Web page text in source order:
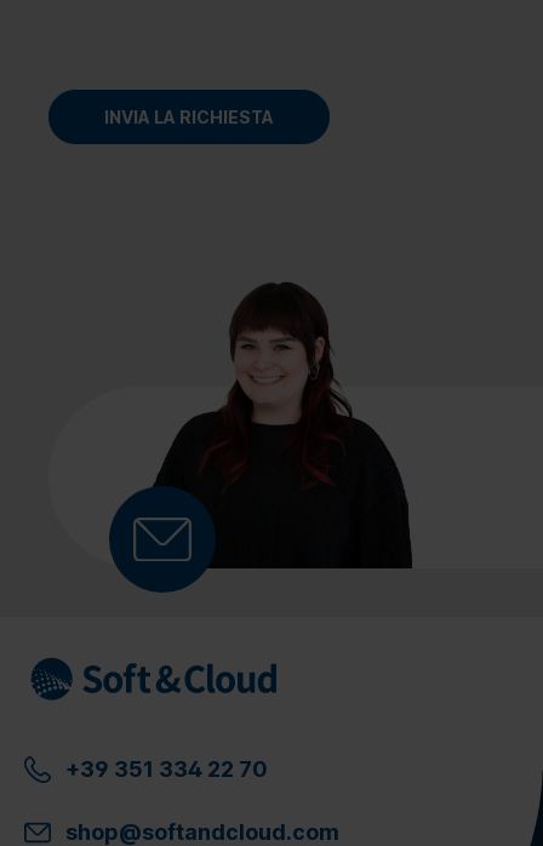
+39 351 334 22 70
shop@softandcloud.com